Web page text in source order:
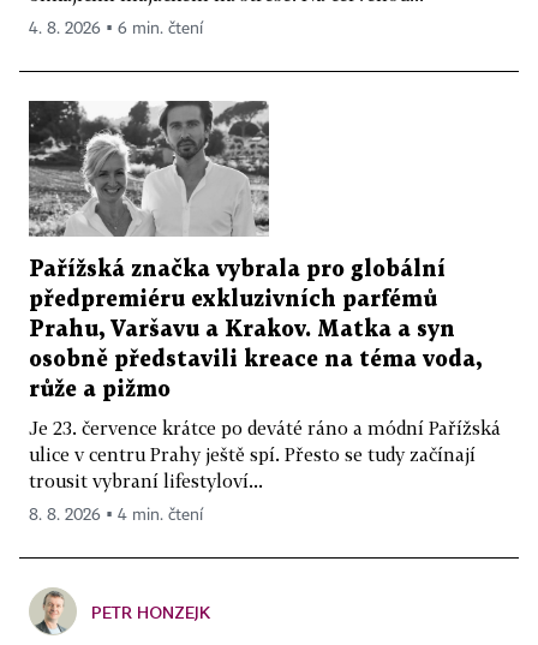
4. 8. 2026 ▪ 6 min. čtení
Pařížská značka vybrala pro globální
předpremiéru exkluzivních parfémů
Prahu, Varšavu a Krakov. Matka a syn
osobně představili kreace na téma voda,
růže a pižmo
Je 23. července krátce po deváté ráno a módní Pařížská
ulice v centru Prahy ještě spí. Přesto se tudy začínají
trousit vybraní lifestyloví...
8. 8. 2026 ▪ 4 min. čtení
PETR HONZEJK